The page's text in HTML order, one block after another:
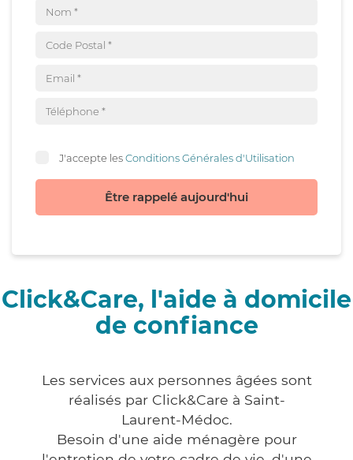
J'accepte lesConditions Générales d'Utilisation
Être rappelé aujourd'hui
Click&Care, l'aide à domicile
de confiance
Les services aux personnes âgées sont
réalisés par Click&Care à Saint-
Laurent-Médoc.
Besoin d'une aide ménagère pour